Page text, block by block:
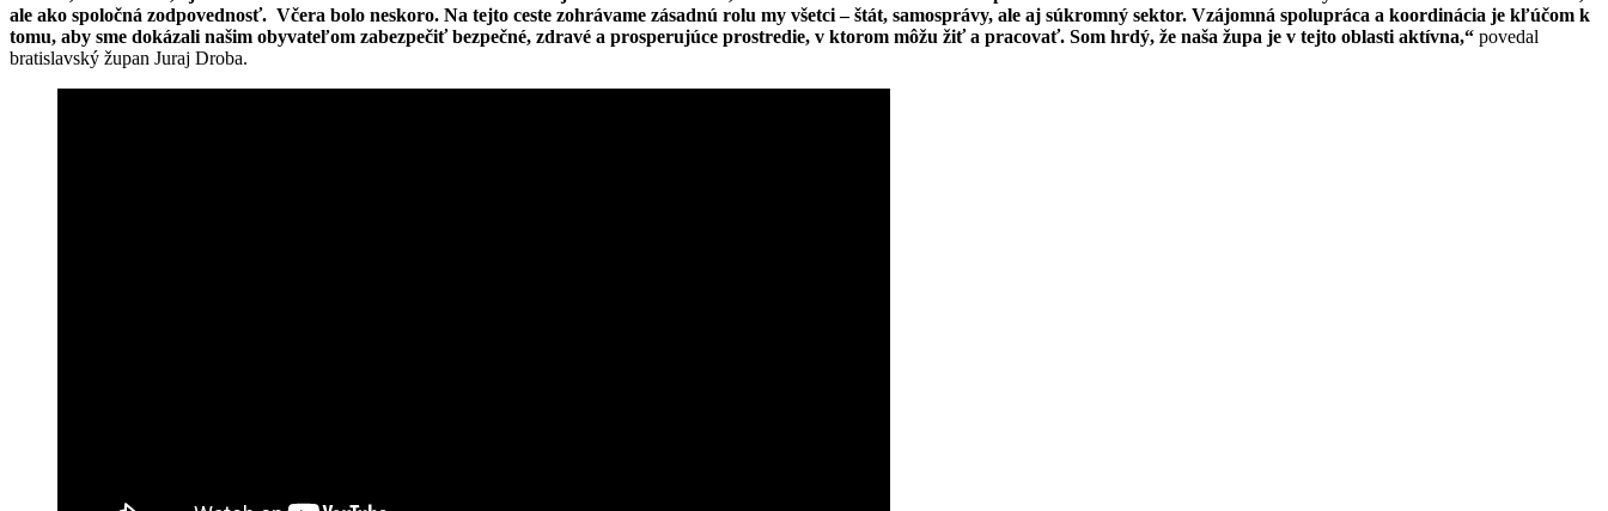
ale ako spoločná zodpovednosť. Včera bolo neskoro. Na tejto ceste zohrávame zásadnú rolu my všetci – štát, samosprávy, ale aj súkromný sektor. Vzájomná spolupráca a koordinácia je kľúčom k
tomu, aby sme dokázali našim obyvateľom zabezpečiť bezpečné, zdravé a prosperujúce prostredie, v ktorom môžu žiť a pracovať. Som hrdý, že naša župa je v tejto oblasti aktívna,“ povedal
bratislavský župan Juraj Droba.